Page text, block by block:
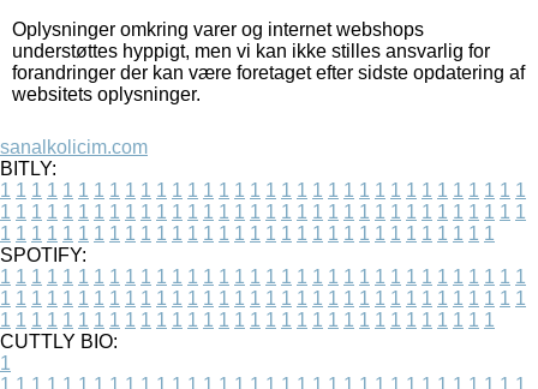
Oplysninger omkring varer og internet webshops
understøttes hyppigt, men vi kan ikke stilles ansvarlig for
forandringer der kan være foretaget efter sidste opdatering af
websitets oplysninger.
sanalkolicim.com
BITLY:
1 1 1 1 1 1 1 1 1 1 1 1 1 1 1 1 1 1 1 1 1 1 1 1 1 1 1 1 1 1 1 1 1 1
1 1 1 1 1 1 1 1 1 1 1 1 1 1 1 1 1 1 1 1 1 1 1 1 1 1 1 1 1 1 1 1 1 1
1 1 1 1 1 1 1 1 1 1 1 1 1 1 1 1 1 1 1 1 1 1 1 1 1 1 1 1 1 1 1 1
SPOTIFY:
1 1 1 1 1 1 1 1 1 1 1 1 1 1 1 1 1 1 1 1 1 1 1 1 1 1 1 1 1 1 1 1 1 1
1 1 1 1 1 1 1 1 1 1 1 1 1 1 1 1 1 1 1 1 1 1 1 1 1 1 1 1 1 1 1 1 1 1
1 1 1 1 1 1 1 1 1 1 1 1 1 1 1 1 1 1 1 1 1 1 1 1 1 1 1 1 1 1 1 1
CUTTLY BIO:
1
1 1 1 1 1 1 1 1 1 1 1 1 1 1 1 1 1 1 1 1 1 1 1 1 1 1 1 1 1 1 1 1 1 1